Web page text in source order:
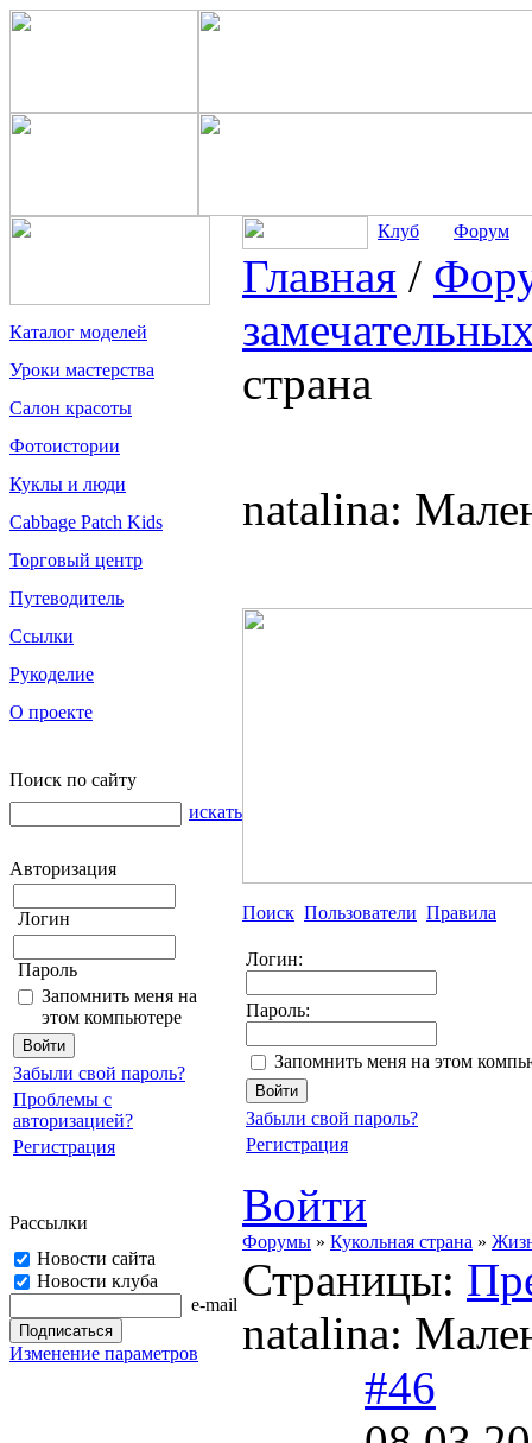
Каталог моделей
Уроки мастерства
Салон красоты
Фотоистории
Куклы и люди
Cabbage Patch Kids
Торговый центр
Путеводитель
Ссылки
Рукоделие
О проекте
Поиск по сайту
искать
Авторизация
Логин
Пароль
Запомнить меня на
этом компьютере
Забыли свой пароль?
Проблемы с
авторизацией?
Регистрация
Рассылки
Новости сайта
Новости клуба
e-mail
Изменение параметров
Клуб Форум
Главная /
страна
natalina:
Поиск Пользователи Правила
Логин:
Пароль:
Запомнить меня на этом
Забыли свой пароль?
Регистрация
Войти
Форумы » Кукольная страна »
Страницы:
natalina:
#46